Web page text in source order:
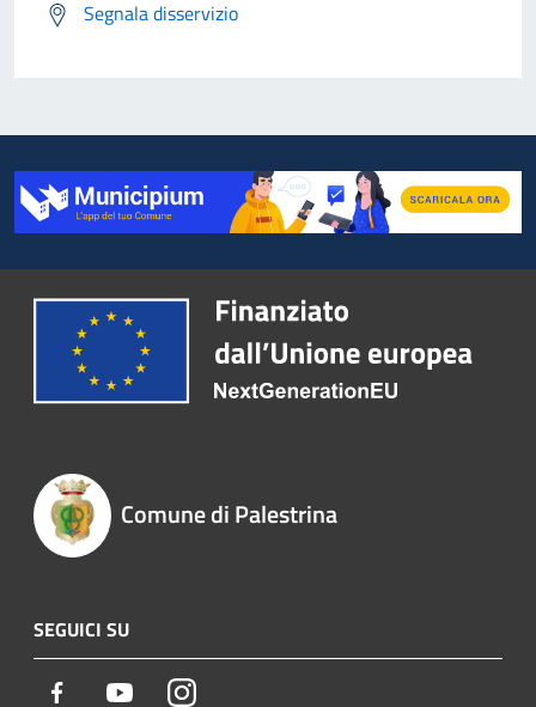
Segnala disservizio
Comune di Palestrina
SEGUICI SU
Facebook YoutubeInstagram